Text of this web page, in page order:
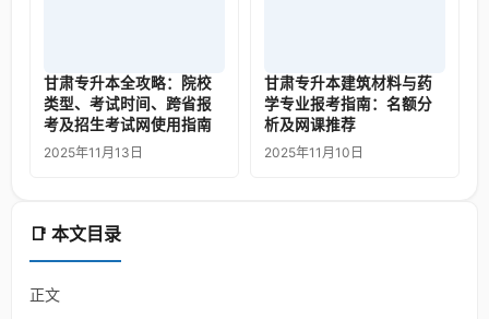
📑 本文目录
正文
甘肃专升本全攻略：院校
类型、考试时间、跨省报
考及招生考试网使用指南
2025年11月13日
甘肃专升本建筑材料与药
学专业报考指南：名额分
析及网课推荐
2025年11月10日